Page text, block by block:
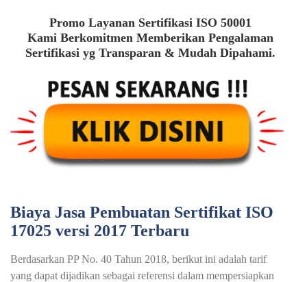
Promo Layanan Sertifikasi ISO 50001
Kami Berkomitmen Memberikan Pengalaman
Sertifikasi yg Transparan & Mudah Dipahami.
Biaya Jasa Pembuatan Sertifikat ISO
17025 versi 2017 Terbaru
Berdasarkan PP No. 40 Tahun 2018, berikut ini adalah tarif
yang dapat dijadikan sebagai referensi dalam mempersiapkan